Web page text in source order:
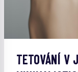
TETOVÁNÍ V